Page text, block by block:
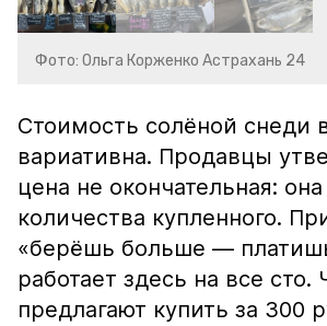
Фото: Ольга Корженко Астрахань 24
Стоимость солёной снеди
вариативна. Продавцы
цена не окончательная:
количества купленного.
«берёшь больше —
работает здесь на все сто.
предлагают купить за 300